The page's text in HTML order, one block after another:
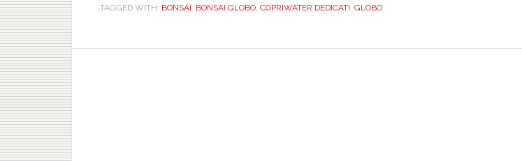
TAGGED WITH:BONSAI,BONSAI GLOBO,COPRIWATER DEDICATI,GLOBO